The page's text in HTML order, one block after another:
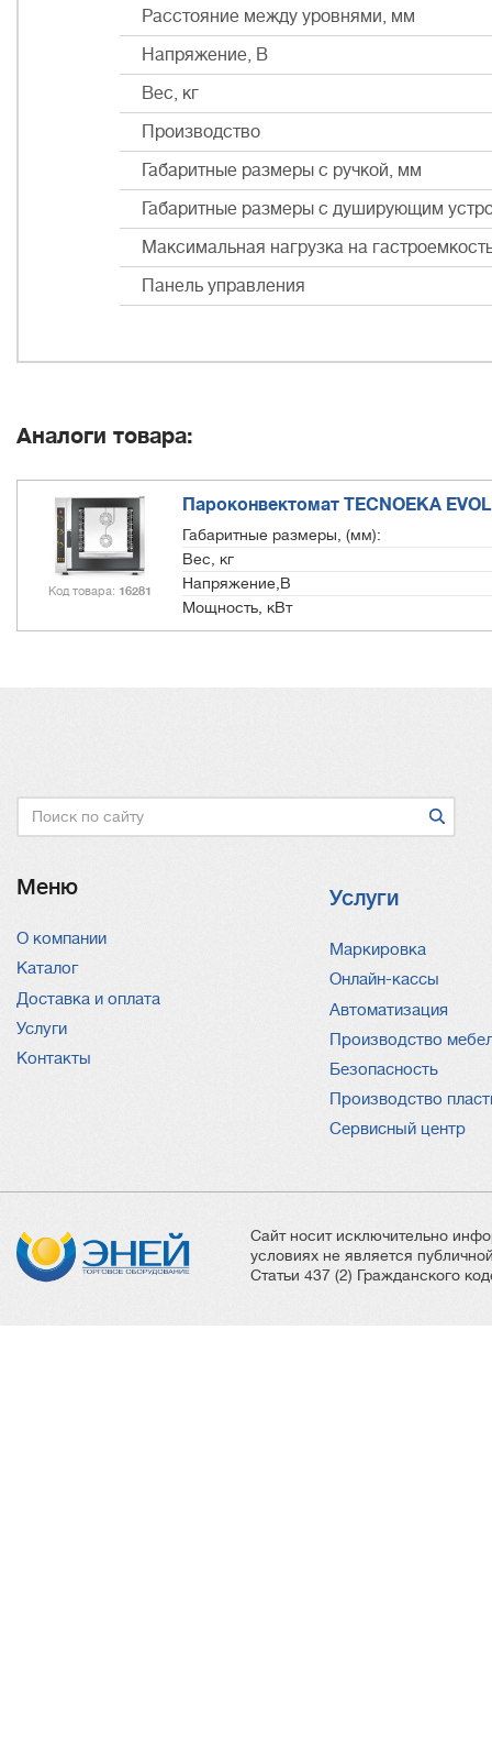
Расстояние между уровнями, мм
Напряжение, В
Вес, кг
Производство
Габаритные размеры с ручкой, мм
Габаритные размеры с душирующим
Максимальная нагрузка на
Панель управления
Аналоги товара:
Код товара 16281
Пароконвектомат TECNOEKA
Габаритные размеры, (мм):
Вес, кг
Напряжение,В
Мощность, кВт
Поиск
Меню
О компании
Каталог
Доставка и оплата
Услуги
Контакты
Услуги
Услуги
Маркировка
Онлайн-кассы
Автоматизация
Производство
Безопасность
Производство
Сервисный центр
Сайт носит исключительно
условиях не является
Статьи 437 (2) Гражданского